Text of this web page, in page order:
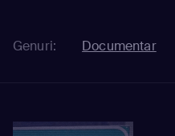
Genuri: Documentar